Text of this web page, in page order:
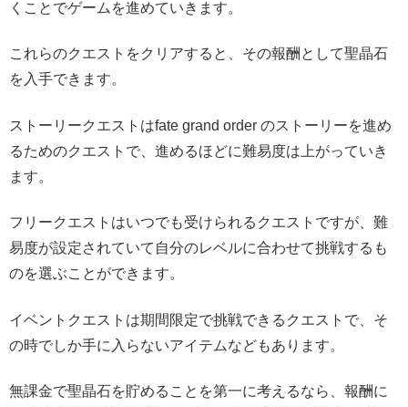
くことでゲームを進めていきます。
これらのクエストをクリアすると、その報酬として聖晶石
を入手できます。
ストーリークエストはfate grand order のストーリーを進め
るためのクエストで、進めるほどに難易度は上がっていき
ます。
フリークエストはいつでも受けられるクエストですが、難
易度が設定されていて自分のレベルに合わせて挑戦するも
のを選ぶことができます。
イベントクエストは期間限定で挑戦できるクエストで、そ
の時でしか手に入らないアイテムなどもあります。
無課金で聖晶石を貯めることを第一に考えるなら、報酬に